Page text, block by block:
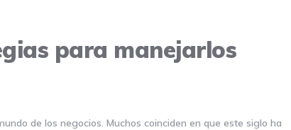
para manejarlos
de los negocios. Muchos coinciden en que este siglo ha